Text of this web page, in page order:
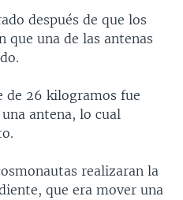
después de que los
que una de las antenas
de 26 kilogramos fue
antena, lo cual
realizaran la
que era mover una